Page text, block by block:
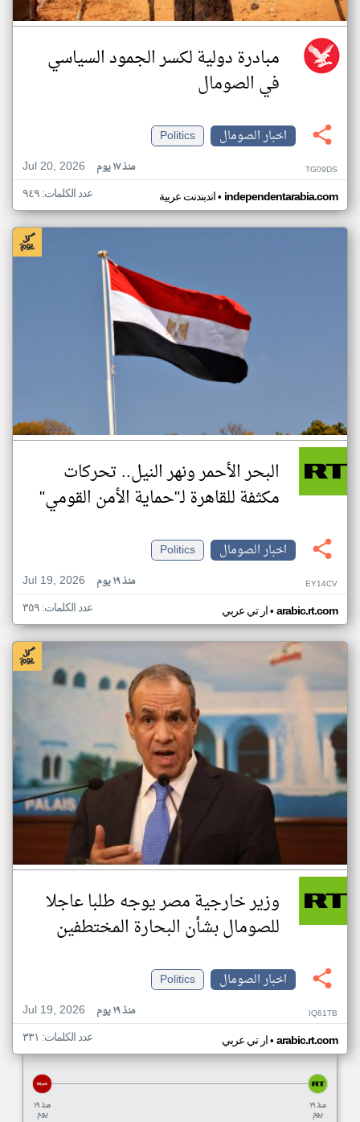
مبادرة دولية لكسر الجمود السياسي
في الصومال
اخبار الصومال
Politics
Jul 20, 2026
منذ ١٧ يوم TG09DS
اندبندنت عربية• independentarabia.com عدد الكلمات: ٩٤٩
البحر الأحمر ونهر النيل.. تحركات
مكثفة للقاهرة لـ"حماية الأمن القومي"
اخبار الصومال
Politics
Jul 19, 2026
منذ ١٩ يوم EY14CV
ار تي عربي• arabic.rt.com عدد الكلمات: ٣٥٩
وزير خارجية مصر يوجه طلبا عاجلا
للصومال بشأن البحارة المختطفين
اخبار الصومال
Politics
Jul 19, 2026
منذ ١٩ يوم IQ61TB
ار تي عربي• arabic.rt.com عدد الكلمات: ٣٣١
منذ ١٩
يوم
منذ ١٩
يوم